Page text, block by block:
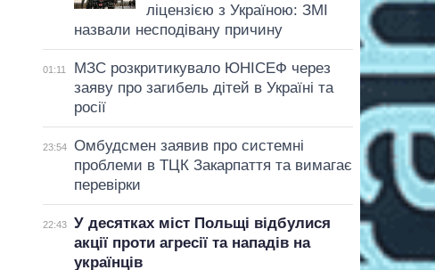
ліцензією з Україною: ЗМІ
назвали несподівану причину
01:11
МЗС розкритикувало ЮНІСЕФ через
заяву про загибель дітей в Україні та
росії
23:54
Омбудсмен заявив про системні
проблеми в ТЦК Закарпаття та вимагає
перевірки
22:43
У десятках міст Польщі відбулися
акції проти агресії та нападів на
українців